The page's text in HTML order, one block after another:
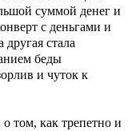
суммой денег и
с деньгами и
стала
беды
и чуток к
том, как трепетно и